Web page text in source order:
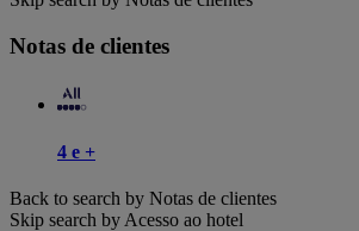
Notas de clientes
4 e +
Back to search by Notas de clientes
Skip search by Acesso ao hotel